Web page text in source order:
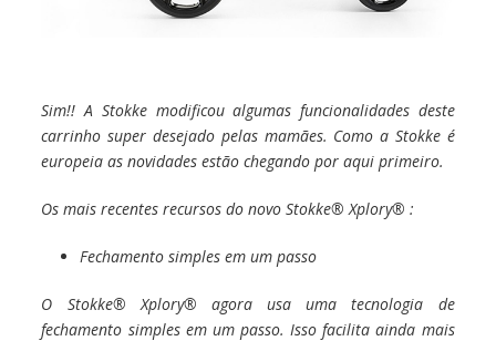
Sim!! A Stokke modificou algumas funcionalidades deste
carrinho super desejado pelas mamães. Como a Stokke é
europeia as novidades estão chegando por aqui primeiro.
Os mais recentes recursos do novo Stokke® Xplory® :
Fechamento simples em um passo
O Stokke® Xplory® agora usa uma tecnologia de
fechamento simples em um passo. Isso facilita ainda mais